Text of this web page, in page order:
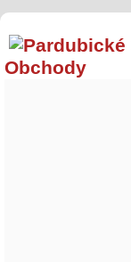
Obchody